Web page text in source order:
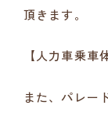
頂きます。
【人力車乗車
また、パレー